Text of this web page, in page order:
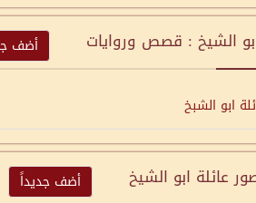
الشيخ : قصص وروايات أضف
ابو الشبخ
عائلة ابو الشيخ أضف جديداً